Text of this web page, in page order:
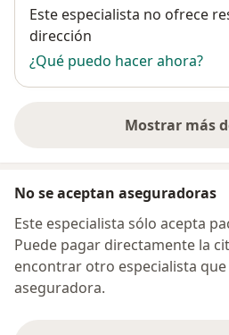
Disponibilidad
Este especialista no ofrece
dirección
¿Qué puedo hacer ahora?
Mostrar más
No se aceptan aseguradoras
Este especialista sólo acepta
Puede pagar directamente la
encontrar otro especialista que
aseguradora.